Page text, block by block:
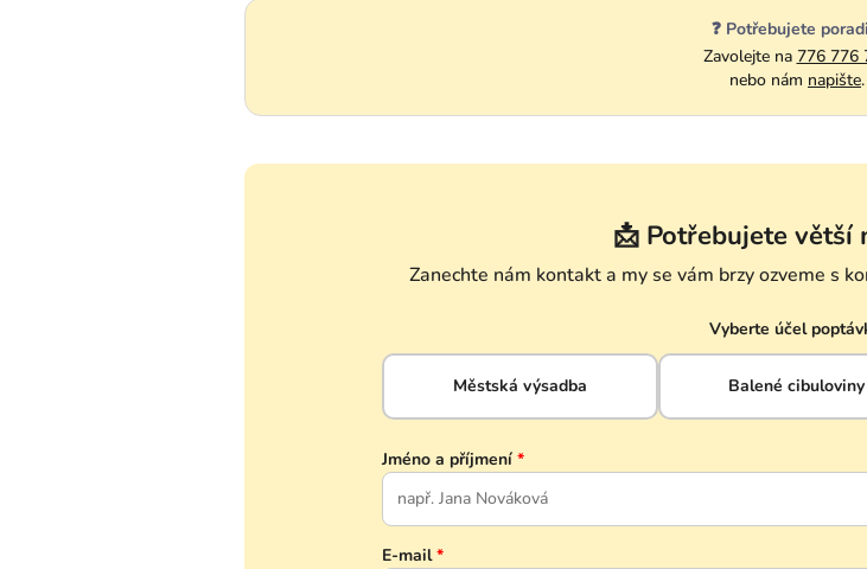
❓ Potřebujete
Zavolejte na 776 776
nebo nám napište.
📩 Potřebujete větší
Zanechte nám kontakt a my se vám brzy ozveme s
Vyberte účel
Městská výsadba Balené cibuloviny
Jméno a příjmení *
E-mail*